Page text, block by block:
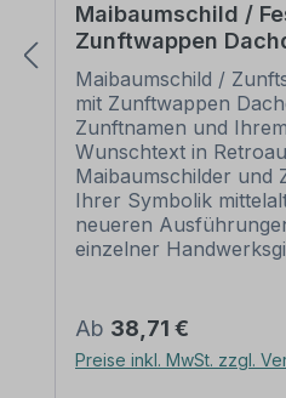
Maibaumschild /
Zunftwappen
Zunftnamen und
oder Wunschtext -
- Retro
Maibaumschild /
mit Zunftwappen
Zunftnamen und
Wunschtext in
Maibaumschilder und
Ihrer Symbolik
neueren
einzelner
Berufsstände je nach
Zeitepoche stark
wir uns bei der
Regulärer Preis:
Ab 38,71 €
Preise inkl. MwSt. zzgl.